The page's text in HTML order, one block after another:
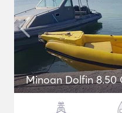
Minoan Dolfin 8.50